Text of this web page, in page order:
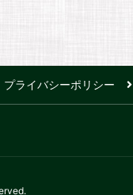
プライバシーポリシー